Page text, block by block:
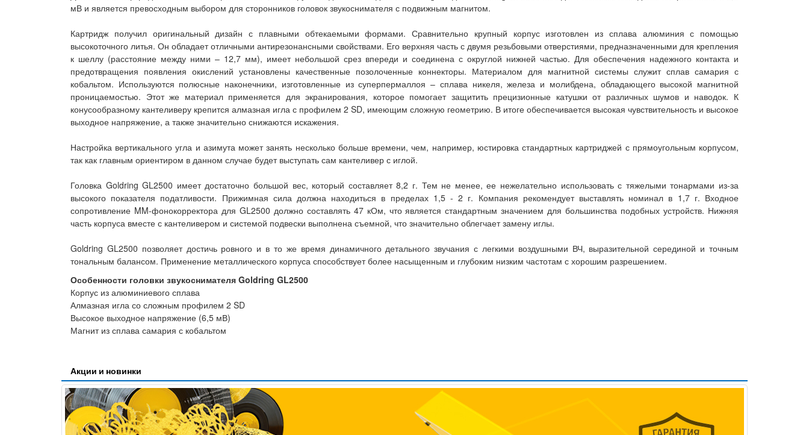
мВ и является превосходным выбором для сторонников головок звукоснимателя с подвижным магнитом.
Картридж получил оригинальный дизайн с плавными обтекаемыми формами. Сравнительно крупный корпус изготовлен из сплава алюминия с помощью
высокоточного литья. Он обладает отличными антирезонансными свойствами. Его верхняя часть с двумя резьбовыми отверстиями, предназначенными для крепления
к шеллу (расстояние между ними – 12,7 мм), имеет небольшой срез впереди и соединена с округлой нижней частью. Для обеспечения надежного контакта и
предотвращения появления окислений установлены качественные позолоченные коннекторы. Материалом для магнитной системы служит сплав самария с
кобальтом. Используются полюсные наконечники, изготовленные из суперпермаллоя – сплава никеля, железа и молибдена, обладающего высокой магнитной
проницаемостью. Этот же материал применяется для экранирования, которое помогает защитить прецизионные катушки от различных шумов и наводок. К
конусообразному кантеливеру крепится алмазная игла с профилем 2 SD, имеющим сложную геометрию. В итоге обеспечивается высокая чувствительность и высокое
выходное напряжение, а также значительно снижаются искажения.
Настройка вертикального угла и азимута может занять несколько больше времени, чем, например, юстировка стандартных картриджей с прямоугольным корпусом,
так как главным ориентиром в данном случае будет выступать сам кантеливер с иглой.
Головка Goldring GL2500 имеет достаточно большой вес, который составляет 8,2 г. Тем не менее, ее нежелательно использовать с тяжелыми тонармами из-за
высокого показателя податливости. Прижимная сила должна находиться в пределах 1,5 - 2 г. Компания рекомендует выставлять номинал в 1,7 г. Входное
сопротивление MM-фонокорректора для GL2500 должно составлять 47 кОм, что является стандартным значением для большинства подобных устройств. Нижняя
часть корпуса вместе с кантеливером и системой подвески выполнена съемной, что значительно облегчает замену иглы.
Goldring GL2500 позволяет достичь ровного и в то же время динамичного детального звучания с легкими воздушными ВЧ, выразительной серединой и точным
тональным балансом. Применение металлического корпуса способствует более насыщенным и глубоким низким частотам с хорошим разрешением.
Особенности головки звукоснимателя Goldring GL2500
Корпус из алюминиевого сплава
Алмазная игла со сложным профилем 2 SD
Высокое выходное напряжение (6,5 мВ)
Магнит из сплава самария с кобальтом
Акции и новинки